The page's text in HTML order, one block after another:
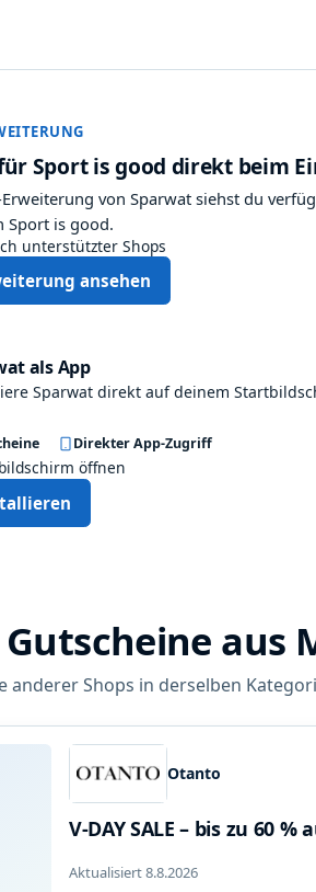
Sport is good direkt beim
von Sparwat siehst du
Sport is good.
unterstützter Shops
ansehen
als App
Sparwat direkt auf deinem
Direkter App-Zugriff
öffnen
aus
anderer Shops in derselben
Otanto
V-DAY SALE – bis zu 60 %
Aktualisiert 8.8.2026